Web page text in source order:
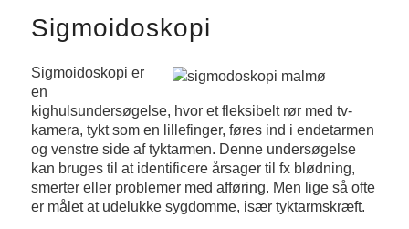
Sigmoidoskopi
Sigmoidoskopi er
en
kighulsundersøgelse, hvor et fleksibelt rør med tv-
kamera, tykt som en lillefinger, føres ind i endetarmen
og venstre side af tyktarmen. Denne undersøgelse
kan bruges til at identificere årsager til fx blødning,
smerter eller problemer med afføring. Men lige så ofte
er målet at udelukke sygdomme, især tyktarmskræft.